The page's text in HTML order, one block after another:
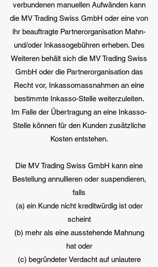
verbundenen manuellen Aufwänden kann
die MV Trading Swiss GmbH oder eine von
ihr beauftragte Partnerorganisation Mahn-
und/oder Inkassogebühren erheben. Des
Weiteren behält sich die MV Trading Swiss
GmbH oder die Partnerorganisation das
Recht vor, Inkassomassnahmen an eine
bestimmte Inkasso-Stelle weiterzuleiten.
Im Falle der Übertragung an eine Inkasso-
Stelle können für den Kunden zusätzliche
Kosten entstehen.
Die MV Trading Swiss GmbH kann eine
Bestellung annullieren oder suspendieren,
falls
(a) ein Kunde nicht kreditwürdig ist oder
scheint
(b) mehr als eine ausstehende Mahnung
hat oder
(c) begründeter Verdacht auf unlautere